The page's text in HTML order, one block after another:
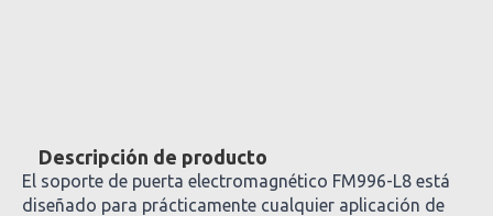
Descripción de producto
El soporte de puerta electromagnético FM996-L8 está
diseñado para prácticamente cualquier aplicación de